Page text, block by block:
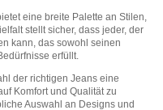
eine breite Palette an Stilen,
stellt sicher, dass jeder, der
kann, das sowohl seinen
erfüllt.
der richtigen Jeans eine
Komfort und Qualität zu
Auswahl an Designs und